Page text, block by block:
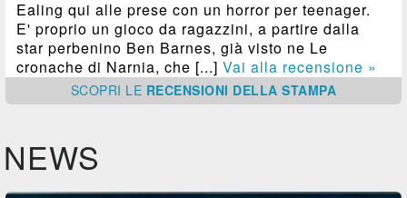
Ealing qui alle prese con un horror per teenager.
E' proprio un gioco da ragazzini, a partire dalla
star perbenino Ben Barnes, già visto ne Le
cronache di Narnia, che [...]Vai alla recensione »
SCOPRI LE RECENSIONI DELLA STAMPA
NEWS